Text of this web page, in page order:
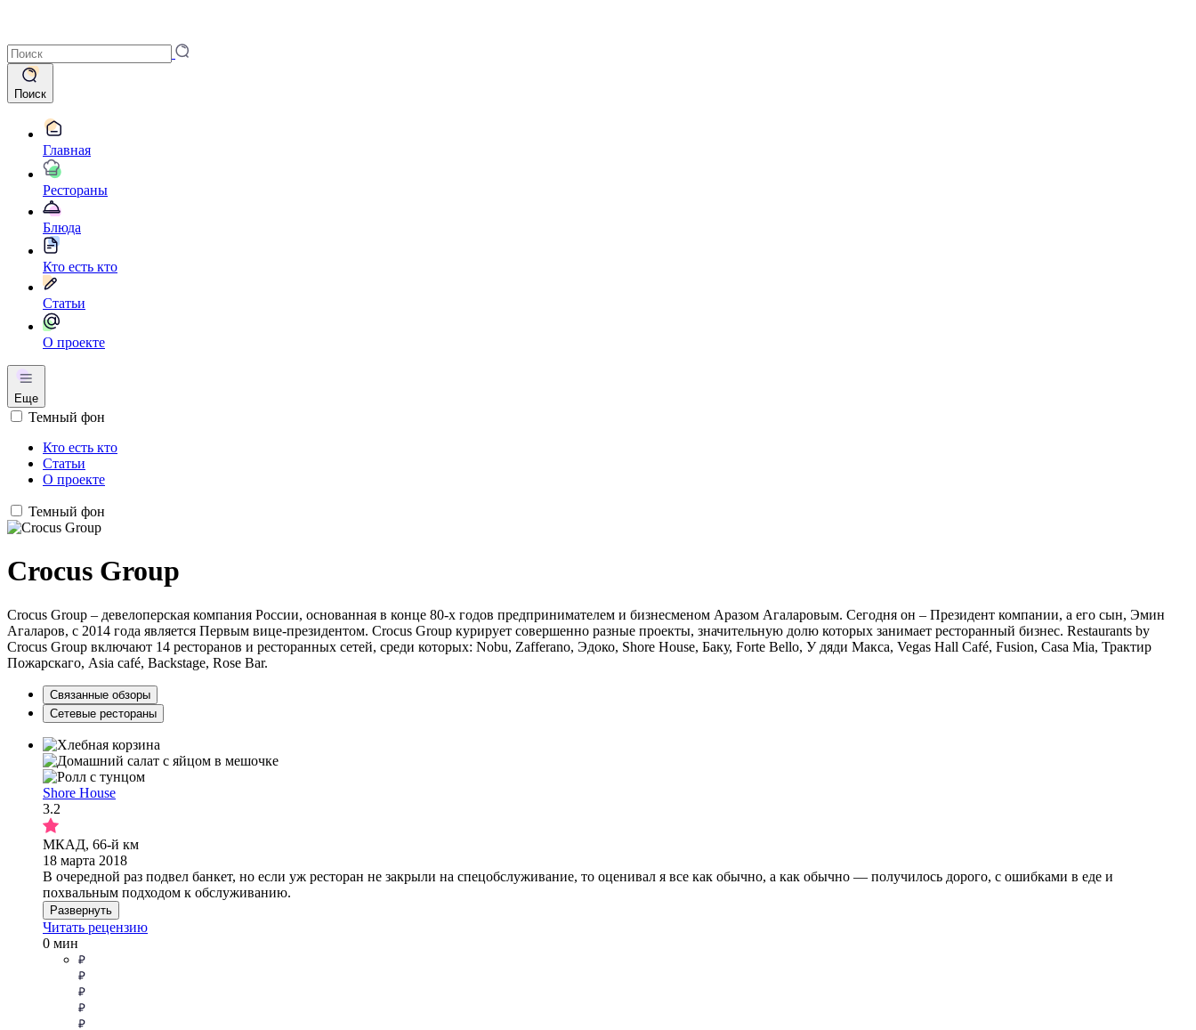
Поиск
Главная
Рестораны
Блюда
Кто есть кто
Статьи
О проекте
Еще
Темный фон
Кто есть кто
Статьи
О проекте
Темный фон
Crocus Group
Crocus Group – девелоперская компания России, основанная в конце 80-х годов предпринимателем и бизнесменом Аразом Агаларовым. Сегодня он – Президент компании, а его сын, Эмин
Агаларов, с 2014 года является Первым вице-президентом. Crocus Group курирует совершенно разные проекты, значительную долю которых занимает ресторанный бизнес. Restaurants by
Crocus Group включают 14 ресторанов и ресторанных сетей, среди которых: Nobu, Zafferano, Эдоко, Shore House, Баку, Forte Bello, У дяди Макса, Vegas Hall Café, Fusion, Casa Mia, Трактир
Пожарскаго, Asia café, Backstage, Rose Bar.
Связанные обзоры
Сетевые рестораны
Shore House
3.2
МКАД, 66-й км
18 марта 2018
В очередной раз подвел банкет, но если уж ресторан не закрыли на спецобслуживание, то оценивал я все как обычно, а как обычно — получилось дорого, с ошибками в еде и
похвальным подходом к обслуживанию.
Развернуть
Читать рецензию
0 мин